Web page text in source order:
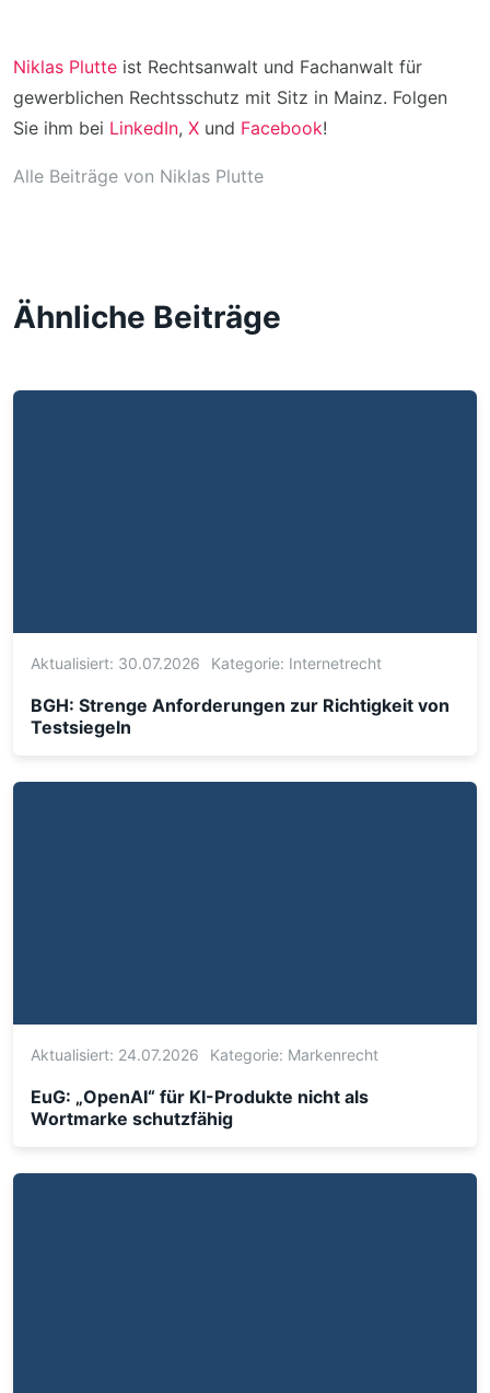
Niklas Plutte ist Rechtsanwalt und Fachanwalt für
gewerblichen Rechtsschutz mit Sitz in Mainz. Folgen
Sie ihm bei LinkedIn, X und Facebook!
Alle Beiträge von Niklas Plutte
Ähnliche Beiträge
Aktualisiert: 30.07.2026 Kategorie: Internetrecht
BGH: Strenge Anforderungen zur Richtigkeit von
Testsiegeln
Aktualisiert: 24.07.2026 Kategorie: Markenrecht
EuG: „OpenAI“ für KI-Produkte nicht als
Wortmarke schutzfähig